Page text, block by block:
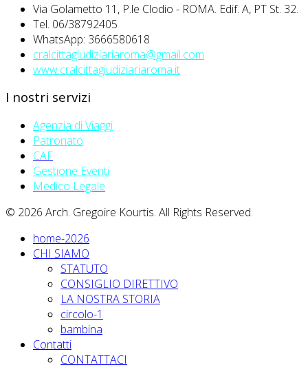
Via Golametto 11, P.le Clodio - ROMA. Edif. A, PT St. 32.
Tel. 06/38792405
WhatsApp: 3666580618
cralcittagiudiziariaroma@gmail.com
www.cralcittagiudiziariaroma.it
I nostri servizi
Agenzia di Viaggi
Patronato
CAF
Gestione Eventi
Medico Legale
© 2026 Arch. Gregoire Kourtis. All Rights Reserved.
home-2026
CHI SIAMO
STATUTO
CONSIGLIO DIRETTIVO
LA NOSTRA STORIA
circolo-1
bambina
Contatti
CONTATTACI